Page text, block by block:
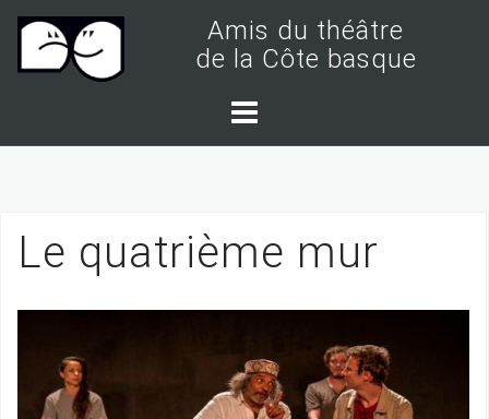
t
Amis du théâtre
de la Côte basque
Le quatrième mur